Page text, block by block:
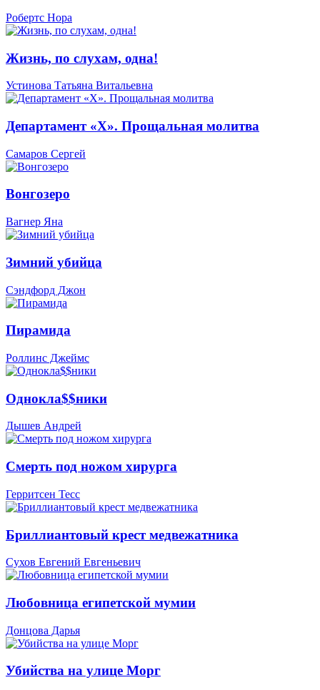
Робертс Нора
Жизнь, по слухам, одна!
Устинова Татьяна Витальевна
Департамент «Х». Прощальная молитва
Самаров Сергей
Вонгозеро
Вагнер Яна
Зимний убийца
Сэндфорд Джон
Пирамида
Роллинс Джеймс
Однокла$$ники
Дышев Андрей
Смерть под ножом хирурга
Герритсен Тесс
Бриллиантовый крест медвежатника
Сухов Евгений Евгеньевич
Любовница египетской мумии
Донцова Дарья
Убийства на улице Морг